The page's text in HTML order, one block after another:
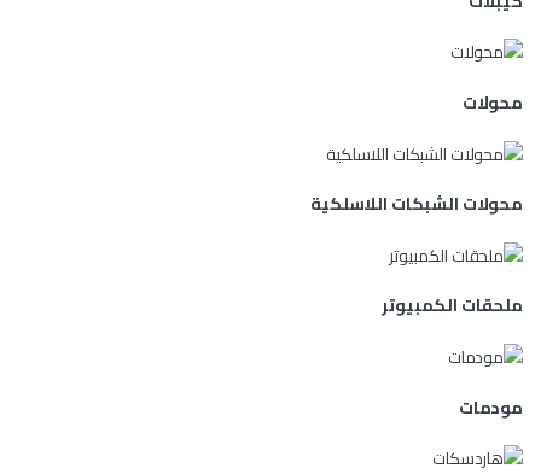
محولات
محولات الشبكات اللاسلكية
ملحقات الكمبيوتر
مودمات